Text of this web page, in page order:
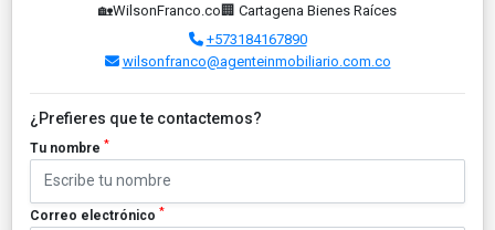
🏡WilsonFranco.co🏢 Cartagena Bienes Raíces
+573184167890
wilsonfranco@agenteinmobiliario.com.co
¿Prefieres que te contactemos?
Tu nombre *
Correo electrónico *